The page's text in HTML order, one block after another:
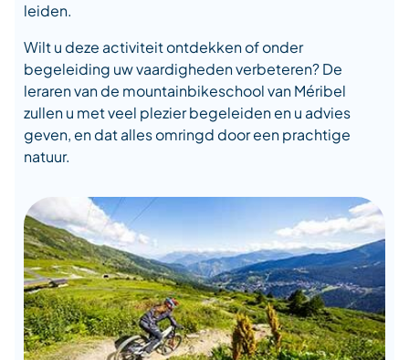
leiden.
Wilt u deze activiteit ontdekken of onder
begeleiding uw vaardigheden verbeteren? De
leraren van de mountainbikeschool van Méribel
zullen u met veel plezier begeleiden en u advies
geven, en dat alles omringd door een prachtige
natuur.